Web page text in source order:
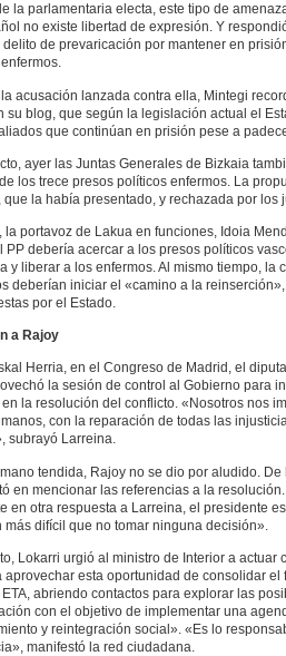
la parlamentaria electa, este tipo de
no existe libertad de expresión. Y
de prevaricación por mantener en
acusación lanzada contra ella, Mintegi
su blog, que según la legislación actual el
que continúan en prisión pese a
ayer las Juntas Generales de Bizkaia
los trece presos políticos enfermos. La
que la había presentado, y rechazada por los
la portavoz de Lakua en funciones, Idoia
PP debería acercar a los presos políticos
y liberar a los enfermos. Al mismo tiempo, la
deberían iniciar el «camino a la
por el Estado.
a Rajoy
Herria, en el Congreso de Madrid, el
la sesión de control al Gobierno para
la resolución del conflicto. «Nosotros nos
con la reparación de todas las
subrayó Larreina.
tendida, Rajoy no se dio por aludido.
en mencionar las referencias a la
en otra respuesta a Larreina, el presidente
más difícil que no tomar ninguna decisión».
Lokarri urgió al ministro de Interior a actuar
aprovechar esta oportunidad de consolidar el
abriendo contactos para explorar las
con el objetivo de implementar una
y reintegración social». «Es lo
manifestó la red ciudadana.